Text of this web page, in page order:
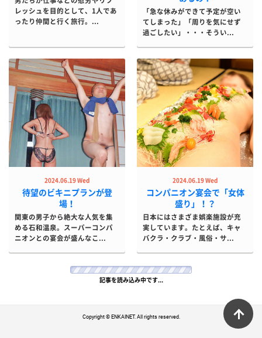
レッシュを目的として、1人であ
ったり仲間と行く旅行。...
「急な休みができて予定が空い
てしまった」「周りを気にせず
過ごしたい」・・・そうい...
2024.06.19 Wed
待望のビキニプランが登
場！
関東の男子から絶大な人気を集
める石和温泉。スーパーコンパ
ニオンとの宴会が盛んなこ...
2024.06.19 Wed
コンパニオン宴会で「女体
盛り」！？
日本にはさまざま娯楽施設が充
実しています。たとえば、キャ
バクラ・クラブ・風俗・サ...